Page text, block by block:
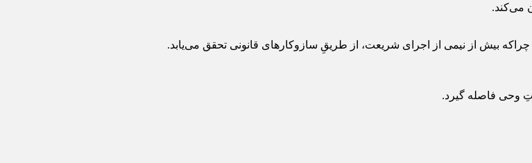
می‌کند.
چراکه بیش از نیمی از اجرای شریعت، از طریقِ سازوکارهای قانونی تحقق می‌یابد.
وحی فاصله گیرد.